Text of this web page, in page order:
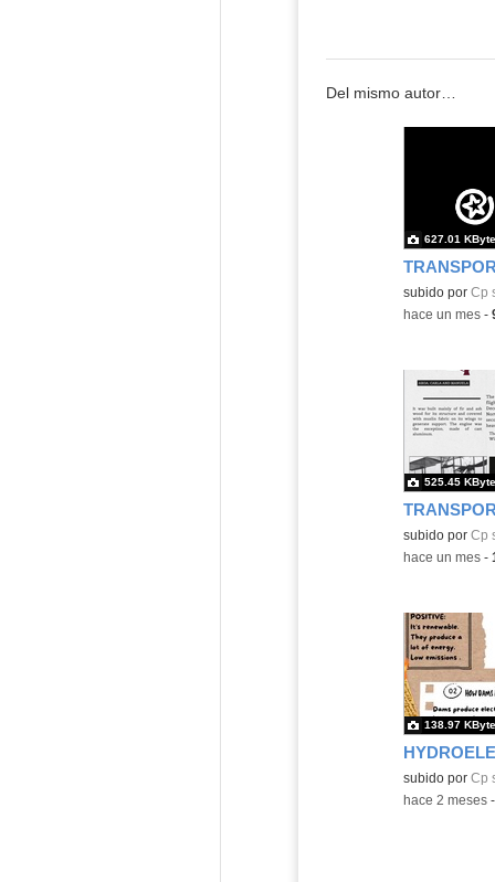
Del mismo autor…
Contenido
subido por Cp
627.01
-hace un mes-
Contenido
subido por Cp
525.45
-hace un mes-
Contenido
subido por Cp
138.97
-hace 2 meses-